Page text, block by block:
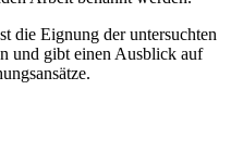
die Eignung der untersuchten
und gibt einen Ausblick auf